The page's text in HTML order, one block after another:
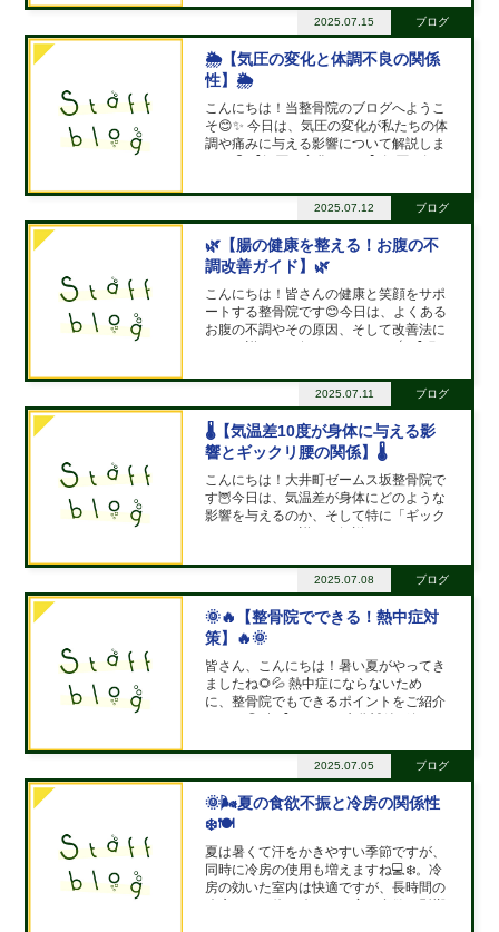
たらすことがあります😖それが【クーラ
ー病】です。 🌡️【クーラー病の症状
は？】🤕 首や
2025.07.15 ブログ
🌦️【気圧の変化と体調不良の関係
性】🌦️
こんにちは！当整骨院のブログへようこ
そ😊✨ 今日は、気圧の変化が私たちの体
調や痛みに与える影響について解説しま
によって日々変動しています🌤️🌧️。特
に低気圧が近づくと、気圧は下がり、高
気圧のときは上がります。
2025.07.12 ブログ
🌿【腸の健康を整える！お腹の不
調改善ガイド】🌿
こんにちは！皆さんの健康と笑顔をサポ
ートする整骨院です😊今日は、よくある
お腹の不調やその原因、そして改善法に
優しくお腹をマッサージして腸の動きを
促進する方法です。👐 これにより、便
秘の解消や血行促
2025.07.11 ブログ
🌡️【気温差10度が身体に与える影
響とギックリ腰の関係】🌡️
こんにちは！大井町ゼームス坂整骨院で
す🦉今日は、気温差が身体にどのような
影響を与えるのか、そして特に「ギック
しいと、体はその変化に対応しようとし
ます🌀特に10度以上の気温差があると、
次のような身体の反応が起
2025.07.08 ブログ
🌞🔥【整骨院でできる！熱中症対
策】🔥🌞
皆さん、こんにちは！暑い夏がやってき
ましたね🌻💦 熱中症にならないため
に、整骨院でもできるポイントをご紹介
いっても水分補給🚰✨ こまめに水やスポ
ーツドリンクを摂取しましょう🥤特に汗
2025.07.05 ブログ
🌞🌬️夏の食欲不振と冷房の関係性
❄️🍽️
夏は暑くて汗をかきやすい季節ですが、
同時に冷房の使用も増えますね💻❄️。冷
房の効いた室内は快適ですが、長時間の